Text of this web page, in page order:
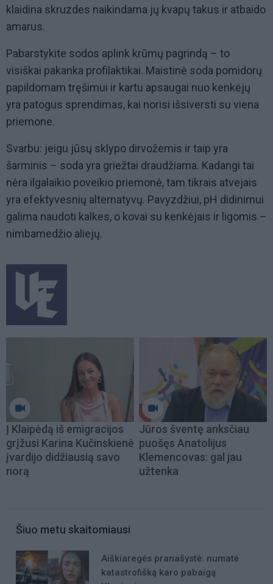
klaidina skruzdes naikindama jų kvapų takus ir atbaido
amarus.
Pabarstykite sodos aplink krūmų pagrindą – to
visiškai pakanka profilaktikai. Maistinė soda pomidorų
papildomam tręšimui ir kartu apsaugai nuo kenkėjų
yra patogus sprendimas, kai norisi išsiversti su viena
priemone.
Svarbu: jeigu jūsų sklypo dirvožemis ir taip yra
šarminis – soda yra griežtai draudžiama. Kadangi tai
nėra ilgalaikio poveikio priemonė, tam tikrais atvejais
yra efektyvesnių alternatyvų. Pavyzdžiui, pH didinimui
galima naudoti kalkes, o kovai su kenkėjais ir ligomis –
nimbamedžio aliejų.
Į Klaipėdą iš emigracijos
grįžusi Karina Kučinskienė
įvardijo didžiausią savo
norą
Jūros šventę anksčiau
puošęs Anatolijus
Klemencovas: gal jau
užtenka
Šiuo metu skaitomiausi
Aiškiaregės pranašystė: numatė
katastrofišką karo pabaigą